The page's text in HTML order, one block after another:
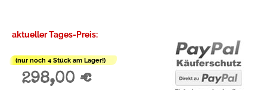
aktueller Tages-Preis:
(nur noch 4 Stück am Lager!)
298,00 €